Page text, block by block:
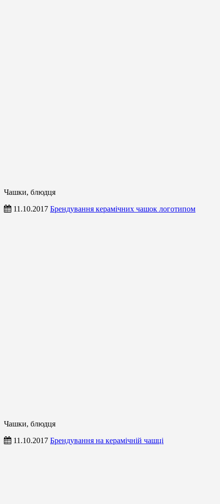
Чашки, блюдця
11.10.2017 Брендування керамічних чашок логотипом
Чашки, блюдця
11.10.2017 Брендування на керамічній чашці